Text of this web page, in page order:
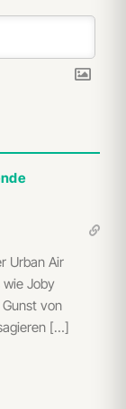
Urban Air
Joby
von
[…]